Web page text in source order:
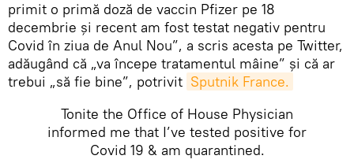
primit o primă doză de vaccin Pfizer pe 18
decembrie și recent am fost testat negativ pentru
Covid în ziua de Anul Nou”, a scris acesta pe Twitter,
adăugând că „va începe tratamentul mâine” și că ar
trebui „să fie bine”, potrivit Sputnik France.
Tonite the Office of House Physician
informed me that I’ve tested positive for
Covid 19 & am quarantined.